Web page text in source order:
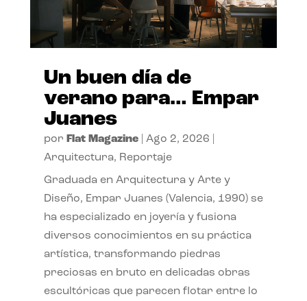
Un buen día de
verano para… Empar
Juanes
por Flat Magazine| Ago 2, 2026
Arquitectura, Reportaje
Graduada en Arquitectura y Arte y
Diseño, Empar Juanes (Valencia, 1990) se
ha especializado en joyería y fusiona
diversos conocimientos en su práctica
artística, transformando piedras
preciosas en bruto en delicadas obras
escultóricas que parecen flotar entre lo